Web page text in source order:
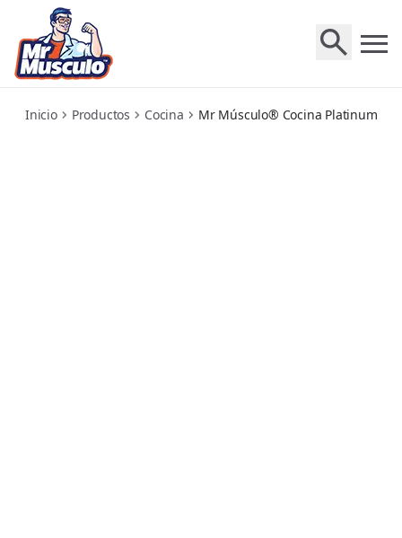
platinum-lemon-cleaner
Inicio Productos Cocina Mr Músculo® Cocina Platinum